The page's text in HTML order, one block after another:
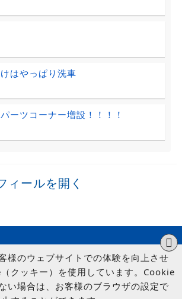
はやっぱり洗車
ーツコーナー増設！！！！
ィールを開く
様のウェブサイトでの体験を向上させ
クッキー）を使用しています。Cookie
い場合は、お客様のブラウザの設定で